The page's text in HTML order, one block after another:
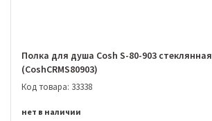
Полка для душа Cosh S-80-903 стеклянная
(CoshCRMS80903)
Код товара: 33338
нет в наличии